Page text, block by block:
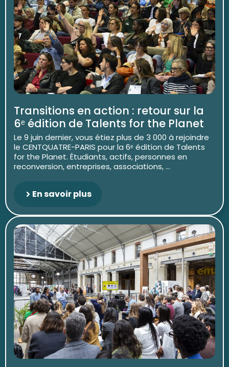
Transitions en action : retour sur la
6ᵉ édition de Talents for the Planet
Le 9 juin dernier, vous étiez plus de 3 000 à rejoindre
le CENTQUATRE-PARIS pour la 6ᵉ édition de Talents
for the Planet. Étudiants, actifs, personnes en
reconversion, entreprises, associations, ...
En savoir plus